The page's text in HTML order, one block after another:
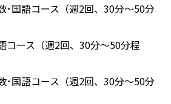
･国語コース（週2回、30分～50分
コース（週2回、30分～50分程
･国語コース（週2回、30分～50分